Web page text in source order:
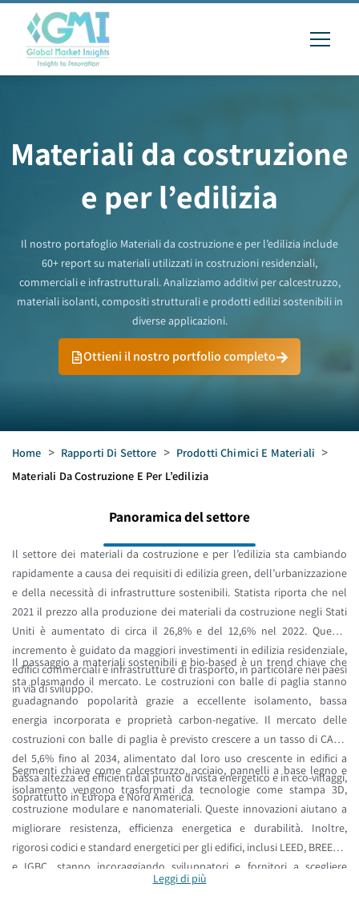
Materiali da costruzione
e per l’edilizia
Il nostro portafoglio Materiali da costruzione e per l’edilizia include
60+ report su materiali utilizzati in costruzioni residenziali,
commerciali e infrastrutturali. Analizziamo additivi per calcestruzzo,
materiali isolanti, compositi strutturali e prodotti edilizi sostenibili in
diverse applicazioni.
Ottieni il nostro portfolio completo
Home > Rapporti Di Settore > Prodotti Chimici E Materiali >
Materiali Da Costruzione E Per L’edilizia
Panoramica del settore
Il settore dei materiali da costruzione e per l’edilizia sta cambiando
rapidamente a causa dei requisiti di edilizia green, dell’urbanizzazione
e della necessità di infrastrutture sostenibili. Statista riporta che nel
2021 il prezzo alla produzione dei materiali da costruzione negli Stati
Uniti è aumentato di circa il 26,8% e del 12,6% nel 2022. Questo
incremento è guidato da maggiori investimenti in edilizia residenziale,
edifici commerciali e infrastrutture di trasporto, in particolare nei paesi
in via di sviluppo.
Il passaggio a materiali sostenibili e bio-based è un trend chiave che
sta plasmando il mercato. Le costruzioni con balle di paglia stanno
guadagnando popolarità grazie a eccellente isolamento, bassa
energia incorporata e proprietà carbon-negative. Il mercato delle
costruzioni con balle di paglia è previsto crescere a un tasso di CAGR
del 5,6% fino al 2034, alimentato dal loro uso crescente in edifici a
bassa altezza ed efficienti dal punto di vista energetico e in eco-villaggi,
soprattutto in Europa e Nord America.
Segmenti chiave come calcestruzzo, acciaio, pannelli a base legno e
isolamento vengono trasformati da tecnologie come stampa 3D,
costruzione modulare e nanomateriali. Queste innovazioni aiutano a
migliorare resistenza, efficienza energetica e durabilità. Inoltre,
rigorosi codici e standard energetici per gli edifici, inclusi LEED, BREEAM
e IGBC, stanno incoraggiando sviluppatori e fornitori a scegliere
opzioni più verdi. Anche la tecnologia digitale per l’edilizia, incluso il
Leggi di più